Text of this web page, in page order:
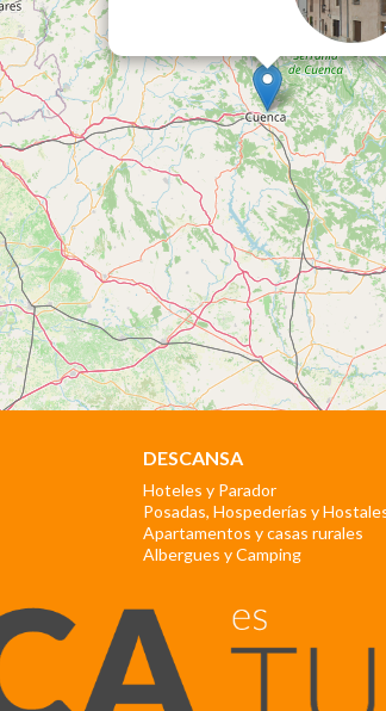
DESCANSA
Hoteles y Parador
Posadas, Hospederías y
Apartamentos y casas rurales
Albergues y Camping